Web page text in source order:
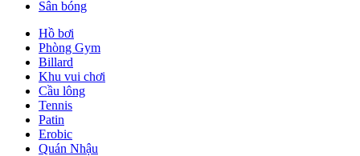
Sân bóng
Hồ bơi
Phòng Gym
Billard
Khu vui chơi
Cầu lông
Tennis
Patin
Erobic
Quán Nhậu